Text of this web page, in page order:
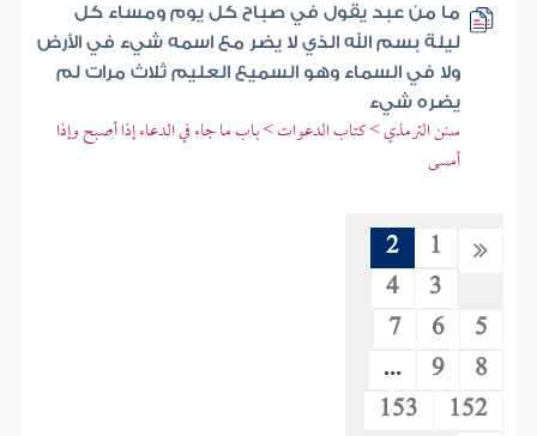
ما من عبد يقول في صباح كل يوم ومساء كل
ليلة بسم الله الذي لا يضر مع اسمه شيء في الأرض
ولا في السماء وهو السميع العليم ثلاث مرات لم
يضره شيء
سنن الترمذي > كتاب الدعوات > باب ما جاء في الدعاء إذا أصبح وإذا
أمسى
1
2
3
4
5
6
7
8
9
...
152
153